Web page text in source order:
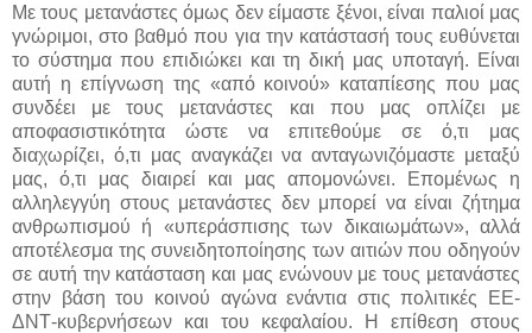
Με τους μετανάστες όμως δεν είμαστε ξένοι, είναι παλιοί μας
γνώριμοι, στο βαθμό που για την κατάστασή τους ευθύνεται
το σύστημα που επιδιώκει και τη δική μας υποταγή. Είναι
αυτή η επίγνωση της «από κοινού» καταπίεσης που μας
συνδέει με τους μετανάστες και που μας οπλίζει με
αποφασιστικότητα ώστε να επιτεθούμε σε ό,τι μας
διαχωρίζει, ό,τι μας αναγκάζει να ανταγωνιζόμαστε μεταξύ
μας, ό,τι μας διαιρεί και μας απομονώνει. Επομένως η
αλληλεγγύη στους μετανάστες δεν μπορεί να είναι ζήτημα
ανθρωπισμού ή «υπεράσπισης των δικαιωμάτων», αλλά
αποτέλεσμα της συνειδητοποίησης των αιτιών που οδηγούν
σε αυτή την κατάσταση και μας ενώνουν με τους μετανάστες
στην βάση του κοινού αγώνα ενάντια στις πολιτικές ΕΕ-
ΔΝΤ-κυβερνήσεων και του κεφαλαίου. Η επίθεση στους